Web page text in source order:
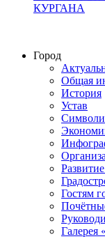
КУРГАНА
Город
Общая
История
Устав
Гостям
Галерея